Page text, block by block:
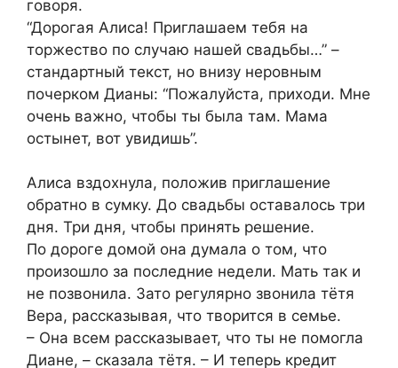
говоря.
“Дорогая Алиса! Приглашаем тебя на
торжество по случаю нашей свадьбы…” –
стандартный текст, но внизу неровным
почерком Дианы: “Пожалуйста, приходи. Мне
очень важно, чтобы ты была там. Мама
остынет, вот увидишь”.
Алиса вздохнула, положив приглашение
обратно в сумку. До свадьбы оставалось три
дня. Три дня, чтобы принять решение.
По дороге домой она думала о том, что
произошло за последние недели. Мать так и
не позвонила. Зато регулярно звонила тётя
Вера, рассказывая, что творится в семье.
– Она всем рассказывает, что ты не помогла
Диане, – сказала тётя. – И теперь кредит